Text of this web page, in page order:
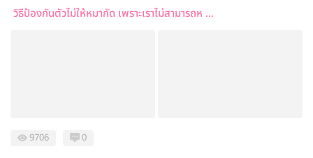
วิธีป้องกันตัวไม่ให้หมากัด เพราะเราไม่สามารถห ...
9706 0